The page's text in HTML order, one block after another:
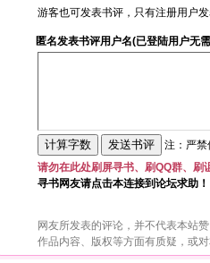
游客也可发表书评，只有注册用户
匿名发表书评用户名(已登陆用户无
注：严
请勿在此处刷屏寻书、刷QQ群、刷
寻书网友请点击本连接到论坛求助！
网友所发表的评论，并不代表本站
作品内容、版权等方面有质疑，或